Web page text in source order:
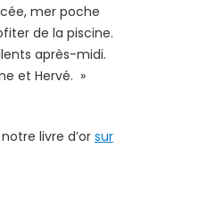
mer poche
de la piscine.
après-midi.
et Hervé. »
livre d’or sur